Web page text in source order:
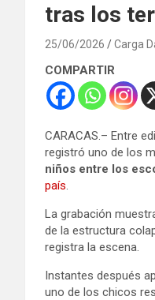
tras los
25/06/2026 Carga
COMPARTIR
CARACAS.– Entre
registró uno de los
niños entre los
país.
La grabación
de la estructura
registra la escena.
Instantes después
uno de los chicos